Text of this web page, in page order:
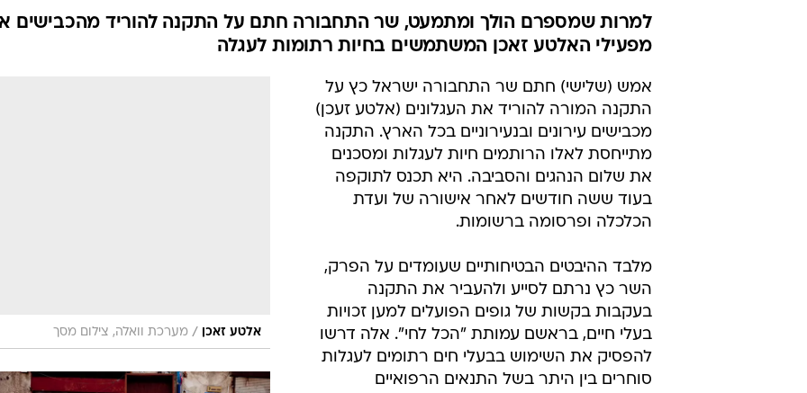
למרות שמספרם הולך ומתמעט, שר התחבורה חתם על התקנה להוריד מהכבישים
מפעילי האלטע זאכן המשתמשים בחיות רתומות לעגלה
אלטע זאכן / מערכת וואלה, צילום מסך
אמש (שלישי) חתם שר התחבורה ישראל כץ על
התקנה המורה להוריד את העגלונים (אלטע זעכן)
מכבישים עירונים ובנעירוניים בכל הארץ. התקנה
מתייחסת לאלו הרותמים חיות לעגלות ומסכנים
את שלום הנהגים והסביבה. היא תכנס לתוקפה
בעוד ששה חודשים לאחר אישורה של ועדת
הכלכלה ופרסומה ברשומות.
מלבד ההיבטים הבטיחותיים שעומדים על הפרק,
השר כץ נרתם לסייע ולהעביר את התקנה
בעקבות בקשות של גופים הפועלים למען זכויות
בעלי חיים, בראשם עמותת "הכל לחי". אלה דרשו
להפסיק את השימוש בבעלי חים רתומים לעגלות
סוחרים בין היתר בשל התנאים הרפואיים